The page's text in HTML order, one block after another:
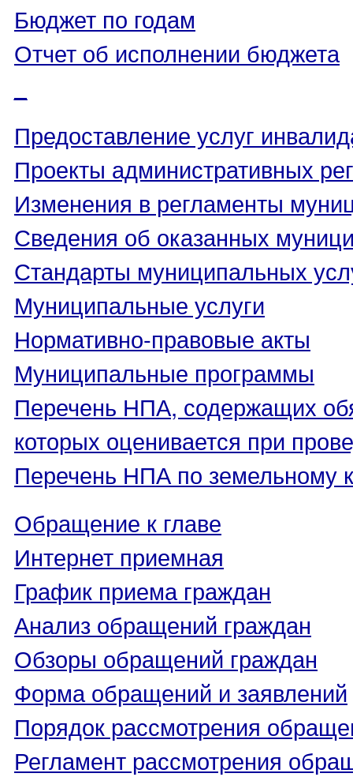
Бюджет по годам
Отчет об исполнении бюджета
Предоставление услуг
Проекты административных
Изменения в регламенты
Сведения об оказанных
Стандарты муниципальных
Муниципальные услуги
Нормативно-правовые акты
Муниципальные программы
Перечень НПА, содержащих
которых оценивается при
Перечень НПА по земельному
Обращение к главе
Интернет приемная
График приема граждан
Анализ обращений граждан
Обзоры обращений граждан
Форма обращений и заявлений
Порядок рассмотрения
Регламент рассмотрения